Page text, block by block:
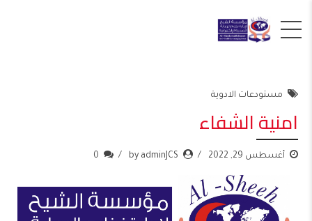
مستودعات الادوية
امنية الشفاء
أغسطس 29, 2022 by adminJCS
0